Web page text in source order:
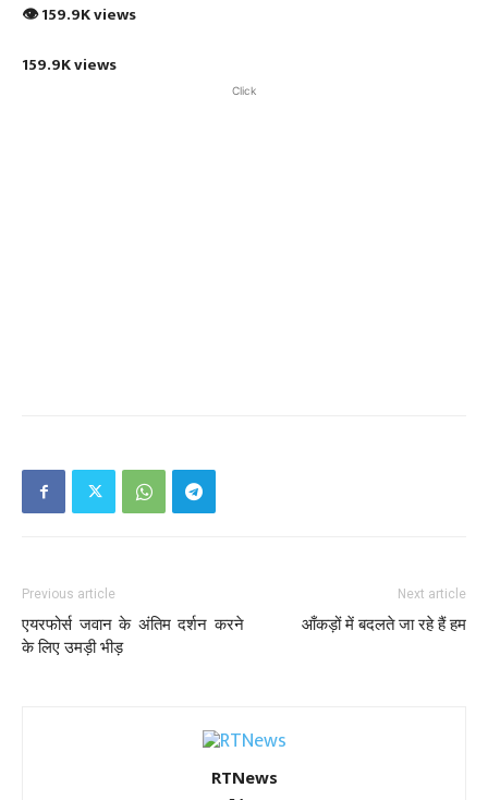
👁 159.9K views
159.9K views
Click
Previous article
एयरफोर्स जवान के अंतिम दर्शन करने
के लिए उमड़ी भीड़
Next article
आँकड़ों में बदलते जा रहे हैं हम
RTNews